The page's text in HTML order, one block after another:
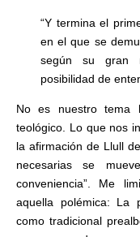
“Y termina el
en el que se
según su gran
posibilidad de
No es nuestro tema
teológico. Lo que nos
la afirmación de Llull
necesarias se
conveniencia”. Me
aquella polémica: La
como tradicional